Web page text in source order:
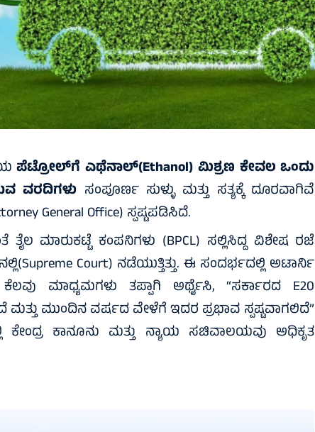
ಪೆಟ್ರೋಲ್‌ಗೆ ಎಥೆನಾಲ್(Ethanol) ಮಿಶ್ರಣ ಕೇವಲ ಒಂದು
ವರದಿಗಳು ಸಂಪೂರ್ಣ ಸುಳ್ಳು ಮತ್ತು ಸತ್ಯಕ್ಕೆ ದೂರವಾಗಿವೆ
General Office) ಸ್ಪಷ್ಟಪಡಿಸಿದೆ.
ಮಾರುಕಟ್ಟೆ ಕಂಪನಿಗಳು (BPCL) ಸಲ್ಲಿಸಿದ್ದ ವಿಶೇಷ ರಜೆ
Court) ನಡೆಯುತ್ತಿತ್ತು. ಈ ಸಂದರ್ಭದಲ್ಲಿ ಅಟಾರ್ನಿ
ಮಾಧ್ಯಮಗಳು ತಪ್ಪಾಗಿ ಅರ್ಥೈಸಿ, “ಸರ್ಕಾರದ E20
ಮುಂದಿನ ವರ್ಷದ ವೇಳೆಗೆ ಇದರ ಪ್ರಭಾವ ಸ್ಪಷ್ಟವಾಗಲಿದೆ”
ಕಾನೂನು ಮತ್ತು ನ್ಯಾಯ ಸಚಿವಾಲಯವು ಅಧಿಕೃತ